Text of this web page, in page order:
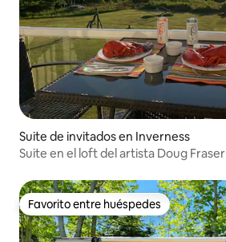
Suite de invitados en Inverness
Suite en el loft del artista Doug Fraser
Favorito entre huéspedes
Favorito entre huéspedes